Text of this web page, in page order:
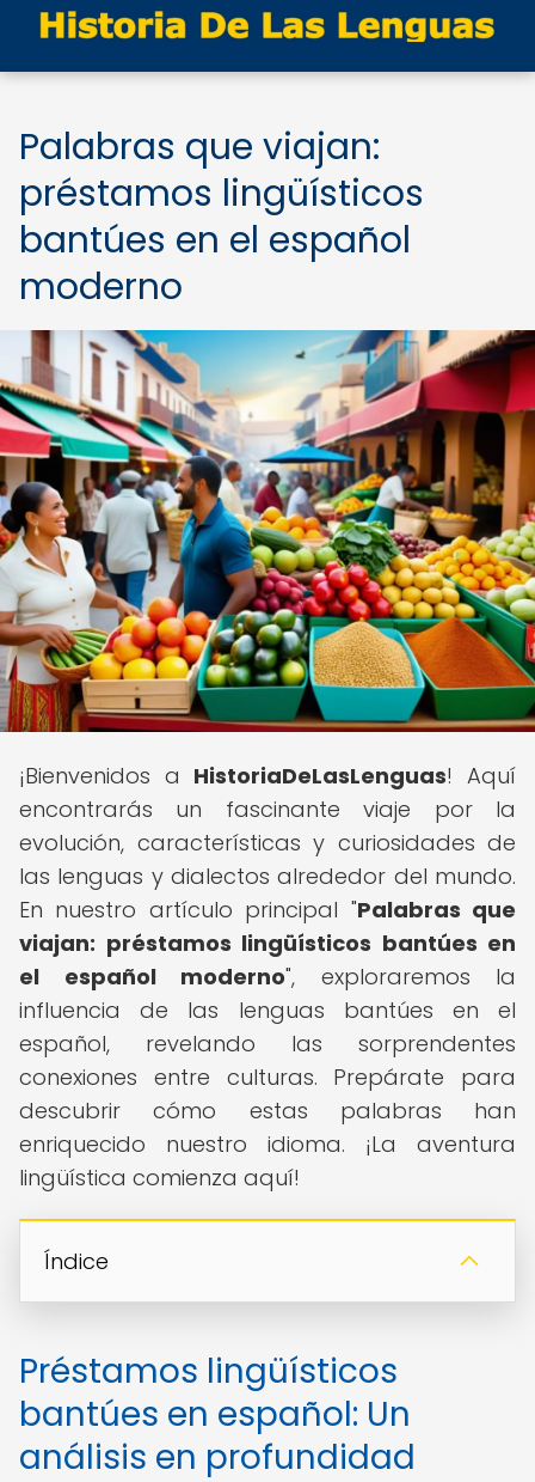
Palabras que viajan:
préstamos lingüísticos
bantúes en el español
moderno
¡Bienvenidos a HistoriaDeLasLenguas! Aquí
encontrarás un fascinante viaje por la
evolución, características y curiosidades de
las lenguas y dialectos alrededor del mundo.
En nuestro artículo principal "Palabras que
viajan: préstamos lingüísticos bantúes en
el español moderno", exploraremos la
influencia de las lenguas bantúes en el
español, revelando las sorprendentes
conexiones entre culturas. Prepárate para
descubrir cómo estas palabras han
enriquecido nuestro idioma. ¡La aventura
lingüística comienza aquí!
Índice
Préstamos lingüísticos
bantúes en español: Un
análisis en profundidad